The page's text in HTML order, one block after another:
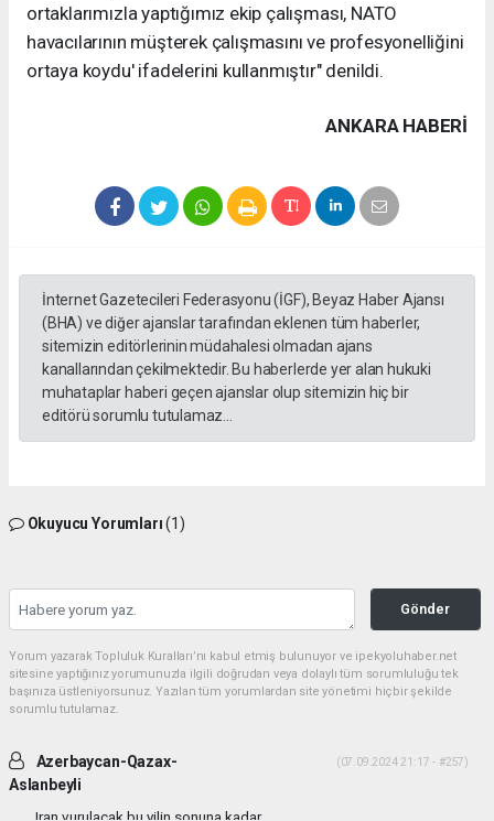
ortaklarımızla yaptığımız ekip çalışması, NATO
havacılarının müşterek çalışmasını ve profesyonelliğini
ortaya koydu' ifadelerini kullanmıştır" denildi.
ANKARA HABERİ
İnternet Gazetecileri Federasyonu (İGF), Beyaz Haber Ajansı
(BHA) ve diğer ajanslar tarafından eklenen tüm haberler,
sitemizin editörlerinin müdahalesi olmadan ajans
kanallarından çekilmektedir. Bu haberlerde yer alan hukuki
muhataplar haberi geçen ajanslar olup sitemizin hiç bir
editörü sorumlu tutulamaz...
Okuyucu Yorumları(1)
Gönder
Yorum yazarak Topluluk Kuralları’nı kabul etmiş bulunuyor ve ipekyoluhaber.net
sitesine yaptığınız yorumunuzla ilgili doğrudan veya dolaylı tüm sorumluluğu tek
başınıza üstleniyorsunuz. Yazılan tüm yorumlardan site yönetimi hiçbir şekilde
sorumlu tutulamaz.
Azerbaycan-Qazax-
Aslanbeyli
(07.09.2024 21:17 - #257)
Iran vurulacak bu yilin sonuna kadar...